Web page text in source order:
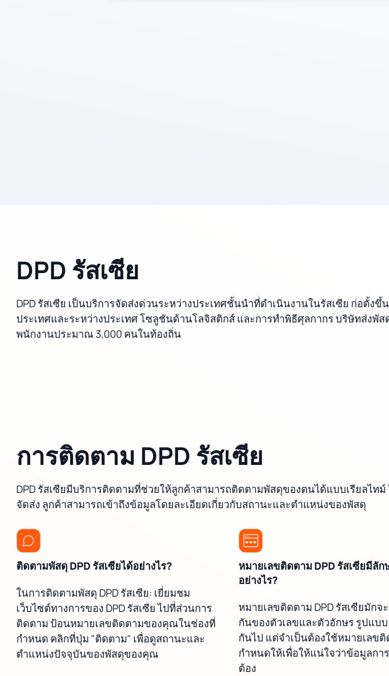
DPD รัสเซีย
DPD รัสเซีย เป็นบริการจัดส่งด่วนระหว่างประเทศชั้นนำที่ดำเนินงานในรัสเซีย ก่อตั้ง
ประเทศและระหว่างประเทศ โซลูชันด้านโลจิสติกส์ และการทำพิธีศุลกากร บริษัทส่งพั
พนักงานประมาณ 3,000 คนในท้องถิ่น
การติดตาม DPD รัสเซีย
DPD รัสเซียมีบริการติดตามที่ช่วยให้ลูกค้าสามารถติดตามพัสดุของตนได้แบบเรียลไ
จัดส่ง ลูกค้าสามารถเข้าถึงข้อมูลโดยละเอียดเกี่ยวกับสถานะและตำแหน่งของพัสดุ
ติดตามพัสดุ DPD รัสเซียได้อย่างไร?
ในการติดตามพัสดุ DPD รัสเซีย: เยี่ยมชม
เว็บไซต์ทางการของ DPD รัสเซีย ไปที่ส่วนการ
ติดตาม ป้อนหมายเลขติดตามของคุณในช่องที่
กำหนด คลิกที่ปุ่ม "ติดตาม" เพื่อดูสถานะและ
ตำแหน่งปัจจุบันของพัสดุของคุณ
หมายเลขติดตาม DPD รัสเซียมีลั
อย่างไร?
หมายเลขติดตาม DPD รัสเซียมักจ
กันของตัวเลขและตัวอักษร รูปแบ
กันไป แต่จำเป็นต้องใช้หมายเลข
กำหนดให้เพื่อให้แน่ใจว่าข้อมูลกา
ต้อง